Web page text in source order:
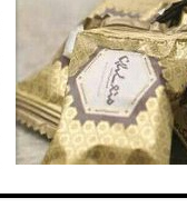
پشمک
شکلاتی
یزد
تولید
کنندگان
انواع
شکلات